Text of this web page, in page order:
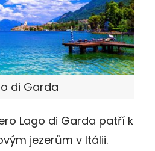
di Garda
Lago di Garda patří k
jezerům v Itálii.